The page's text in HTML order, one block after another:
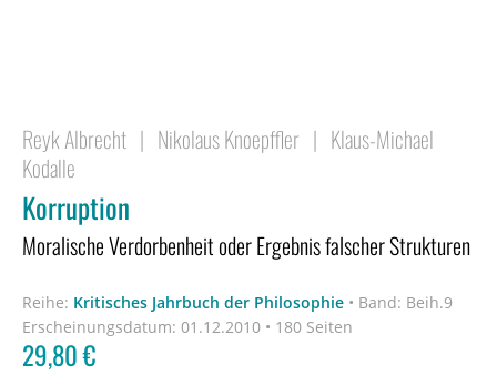
Reyk Albrecht | Nikolaus Knoepffler | Klaus-Michael
Kodalle
Korruption
Moralische Verdorbenheit oder Ergebnis falscher Strukturen
Reihe: Kritisches Jahrbuch der Philosophie • Band: Beih.9
Erscheinungsdatum: 01.12.2010 • 180 Seiten
29,80€